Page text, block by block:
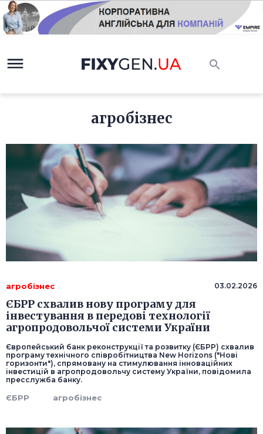
агробізнес
агробізнес 03.02.2026
ЄБРР схвалив нову програму для
інвестування в передові технології
агропродовольчої системи України
Європейський банк реконструкції та розвитку (ЄБРР) схвалив
програму технічного співробітництва New Horizons ("Нові
горизонти"), спрямовану на стимулювання інноваційних
інвестицій в агропродовольчу систему України, повідомила
пресслужба банку.
ЄБРР агробізнес